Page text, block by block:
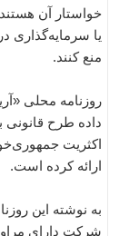
خواستار آن
یا سرمایه‌گذاری
منع کنند.
روزنامه محلی
داده طرح قانونی
اکثریت
ارائه کرده است.
به نوشته این
شرکت دارای